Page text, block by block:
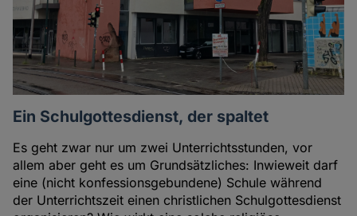
Ein Schulgottesdienst, der spaltet
Es geht zwar nur um zwei Unterrichtsstunden, vor
allem aber geht es um Grundsätzliches: Inwieweit darf
eine (nicht konfessionsgebundene) Schule während
der Unterrichtszeit einen christlichen Schulgottesdienst